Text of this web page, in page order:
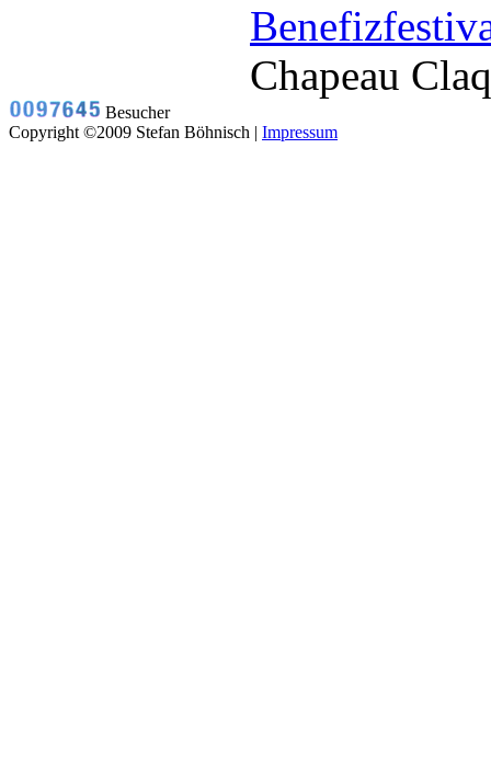
Chapeau
Besucher
Copyright ©2009 Stefan Böhnisch | Impressum